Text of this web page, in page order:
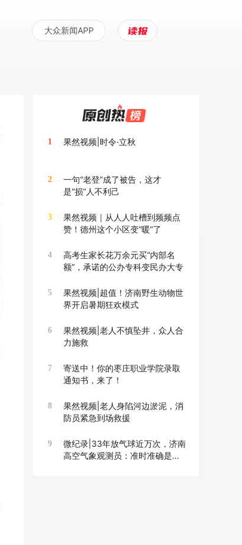
大众新闻APP
1 果然视频|时令·立秋
2
一句“老登”成了被告，这才
是“损”人不利己
3
果然视频｜从人人吐槽到频频点
赞！德州这个小区变“暖”了
4
高考生家长花万余元买“内部名
额”，承诺的公办专科变民办大专
5
果然视频|超值！济南野生动物世
界开启暑期狂欢模式
6
果然视频|老人不慎坠井，众人合
力施救
7
寄送中！你的枣庄职业学院录取
通知书，来了！
8
果然视频|老人身陷河边淤泥，消
防员紧急到场救援
9
微纪录|33年放气球近万次，济南
高空气象观测员：准时准确是底